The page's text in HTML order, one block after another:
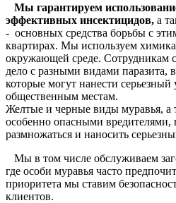
Мы гарантируем
эффективных инсектицидов, а
- основных средства борьбы с
квартирах. Мы используем
окружающей среде. Сотрудникам
дело с разными видами паразита,
которые могут нанести
общественным местам.
Желтые и черные виды муравья, а
особенно опасными вредителями,
размножаться и наносить
Мы в том числе обслуживаем
где особи муравья часто
приоритета мы ставим
клиентов.